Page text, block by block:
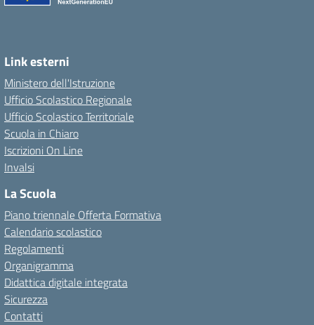
Link esterni
Ministero dell'Istruzione
Ufficio Scolastico Regionale
Ufficio Scolastico Territoriale
Scuola in Chiaro
Iscrizioni On Line
Invalsi
La Scuola
Piano triennale Offerta Formativa
Calendario scolastico
Regolamenti
Organigramma
Didattica digitale integrata
Sicurezza
Contatti